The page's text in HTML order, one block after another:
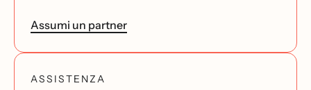
Assumi un partner
ASSISTENZA